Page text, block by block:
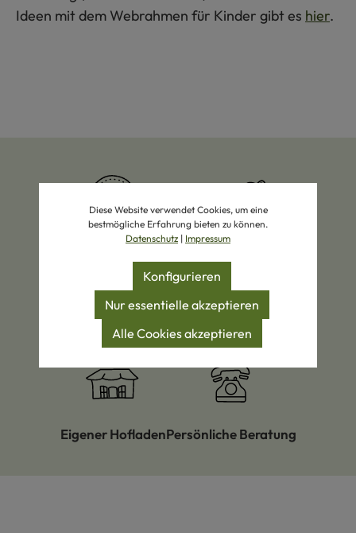
Ideen mit dem Webrahmen für Kinder gibt es hier.
Schaffell-SpezialistÖko-Pionier
Eigener HofladenPersönliche Beratung
Diese Website verwendet Cookies, um eine
bestmögliche Erfahrung bieten zu können.
Datenschutz | Impressum
Nur essentielle akzeptieren
Konfigurieren
Alle Cookies akzeptieren